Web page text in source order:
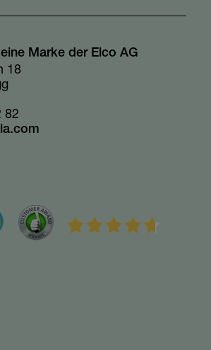
Marke der Elco AG
18
82